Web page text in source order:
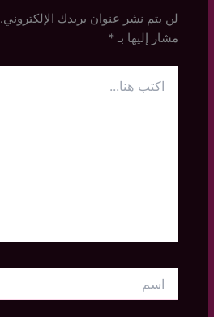
لن يتم نشر عنوان بريدك الإلكتروني.
مشار إليها بـ*
هنا...